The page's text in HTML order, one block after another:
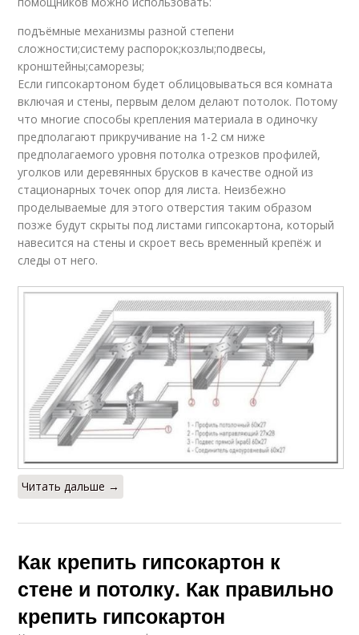
подъёмные механизмы разной степени
сложности;систему распорок;козлы;подвесы,
кронштейны;саморезы;
Если гипсокартоном будет облицовываться вся комната
включая и стены, первым делом делают потолок. Потому
что многие способы крепления материала в одиночку
предполагают прикручивание на 1-2 см ниже
предполагаемого уровня потолка отрезков профилей,
уголков или деревянных брусков в качестве одной из
стационарных точек опор для листа. Неизбежно
проделываемые для этого отверстия таким образом
позже будут скрыты под листами гипсокартона, который
навесится на стены и скроет весь временный крепёж и
следы от него.
Читать дальше →
Как крепить гипсокартон к
стене и потолку. Как правильно
крепить гипсокартон